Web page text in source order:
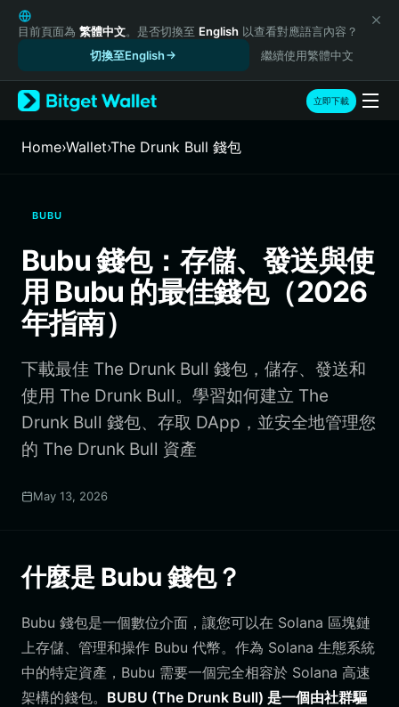
English
日本語
Русский
Español (Latinoamérica)
Türkçe
Italiano
繁體中文
Português (Portugal)
Bahasa Indonesia
ภาษาไทย
हिन्दी
Português (Brasil)
Español (Argentina)
目前頁面為 繁體中文。是否切換至 English 以查看對應語言內容？
切換至English
繼續使用繁體中文
立即下載
Home›Wallet›The Drunk Bull 錢包
BUBU
Bubu 錢包：存儲、發送與使
用 Bubu 的最佳錢包（2026
年指南）
下載最佳 The Drunk Bull 錢包，儲存、發送和
使用 The Drunk Bull。學習如何建立 The
Drunk Bull 錢包、存取 DApp，並安全地管理您
的 The Drunk Bull 資產
May 13, 2026
什麼是 Bubu 錢包？
Bubu 錢包是一個數位介面，讓您可以在 Solana 區塊鏈
上存儲、管理和操作 Bubu 代幣。作為 Solana 生態系統
中的特定資產，Bubu 需要一個完全相容於 Solana 高速
架構的錢包。 BUBU (The Drunk Bull) 是一個由社群驅